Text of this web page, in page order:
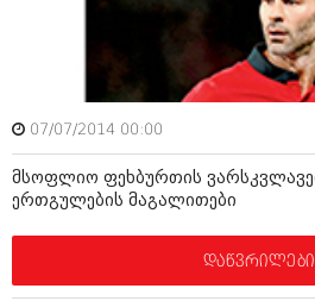
ინტერვიუები
ამბები
საზოგადოება
მოდი, ვილაპარაკოთ
საზოგადოება
მოდი, ვილაპარაკოთ
მოდა + დიზაინი
07/07/2014 00:00
მსოფლიო ფეხბურთის
ერთგულების მაგალითები